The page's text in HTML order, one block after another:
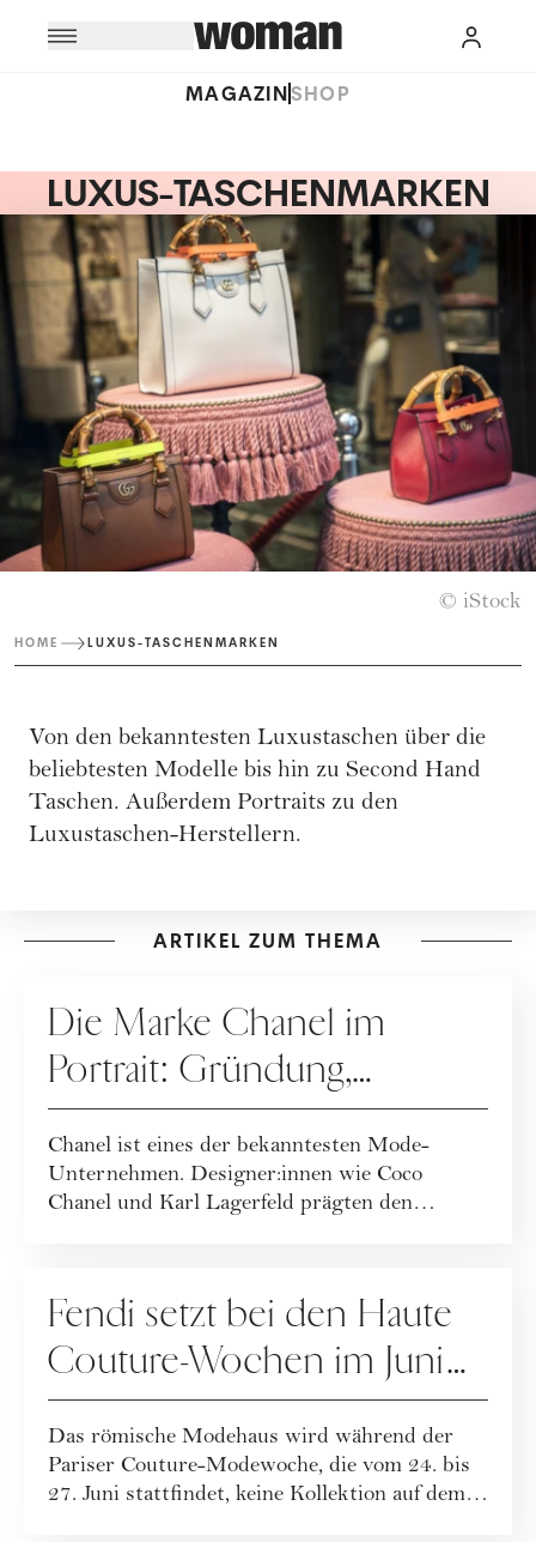
MAGAZINSHOP
LUXUS-TASCHENMARKEN
© iStock
HOME LUXUS-TASCHENMARKEN
Von den bekanntesten Luxustaschen über die
beliebtesten Modelle bis hin zu Second Hand
Taschen. Außerdem Portraits zu den
Luxustaschen-Herstellern.
ARTIKEL ZUM THEMA
Die Marke Chanel im
Portrait: Gründung,
Geschichte & Entwicklung
des Unternehmens
Chanel ist eines der bekanntesten Mode-
Unternehmen. Designer:innen wie Coco
Chanel und Karl Lagerfeld prägten den
Fendi setzt bei den Haute
Couture-Wochen im Juni
aus
Das römische Modehaus wird während der
Pariser Couture-Modewoche, die vom 24. bis
27. Juni stattfindet, keine Kollektion auf dem